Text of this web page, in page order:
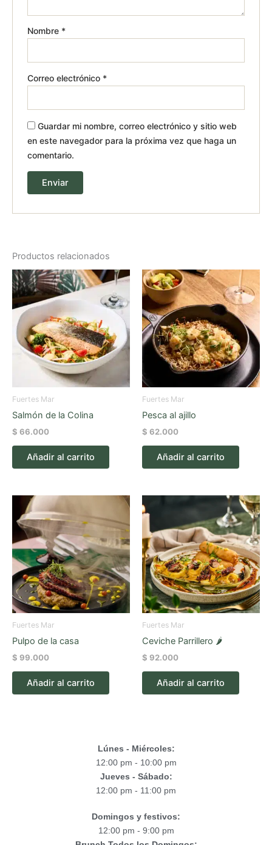
Nombre *
Correo electrónico *
Guardar mi nombre, correo electrónico y sitio web
en este navegador para la próxima vez que haga un
comentario.
Productos relacionados
Fuertes Mar
Salmón de la Colina
$ 66.000
Añadir al carrito
Fuertes Mar
Pesca al ajillo
$ 62.000
Añadir al carrito
Fuertes Mar
Pulpo de la casa
$ 99.000
Añadir al carrito
Fuertes Mar
Ceviche Parrillero 🌶️
$ 92.000
Añadir al carrito
Lúnes - Miércoles:
12:00 pm - 10:00 pm
Jueves - Sábado:
12:00 pm - 11:00 pm
Domingos y festivos:
12:00 pm - 9:00 pm